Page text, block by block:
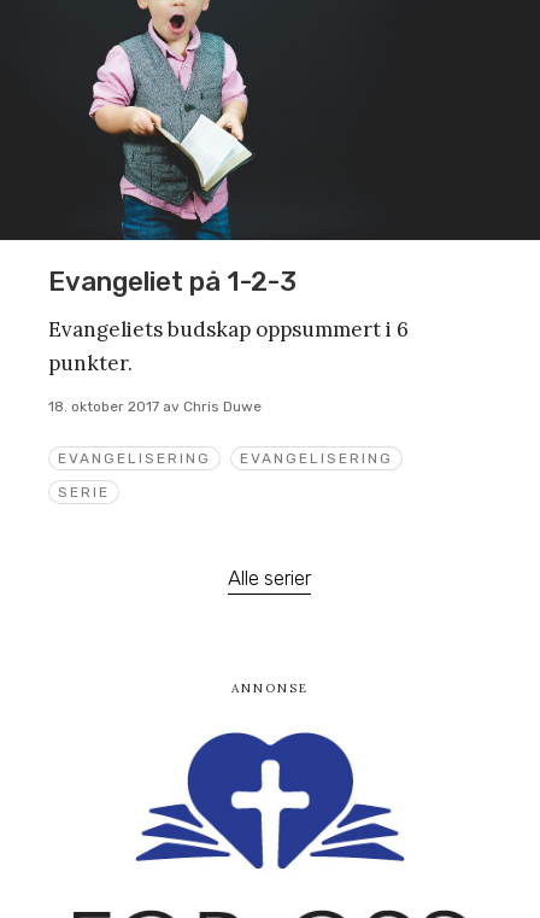
EVANGELISERING
EVANGELISERING
SERIE
Evangeliet på 1-2-3
Evangeliets budskap oppsummert i 6
punkter.
18. oktober 2017 av Chris Duwe
Alle serier